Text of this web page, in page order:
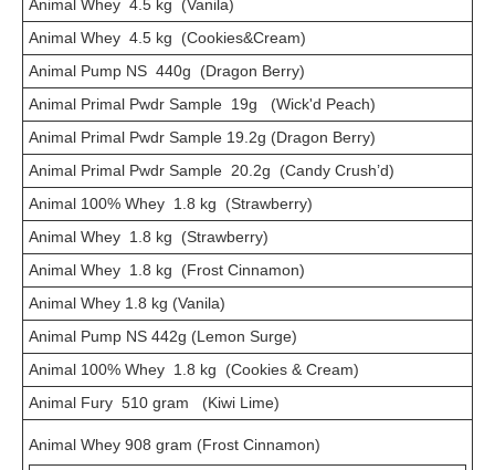
Animal Whey 4.5 kg (Vanila)
Animal Whey 4.5 kg (Cookies&Cream)
Animal Pump NS 440g (Dragon Berry)
Animal Primal Pwdr Sample 19g (Wick'd Peach)
Animal Primal Pwdr Sample 19.2g (Dragon Berry)
Animal Primal Pwdr Sample 20.2g (Candy Crush’d)
Animal 100% Whey 1.8 kg (Strawberry)
Animal Whey 1.8 kg (Strawberry)
Animal Whey 1.8 kg (Frost Cinnamon)
Animal Whey 1.8 kg (Vanila)
Animal Pump NS 442g (Lemon Surge)
Animal 100% Whey 1.8 kg (Cookies & Cream)
Animal Fury 510 gram (Kiwi Lime)
Animal Whey 908 gram (Frost Cinnamon)